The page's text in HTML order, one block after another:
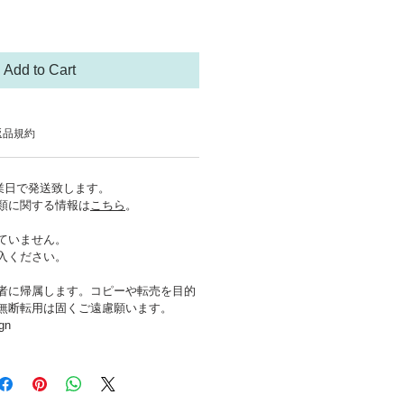
Add to Cart
品規約
で発送致します。
に関する情報は こちら 。
いません。
ください。
に帰属します。コピーや転売を目的
断転用は固くご遠慮願います。